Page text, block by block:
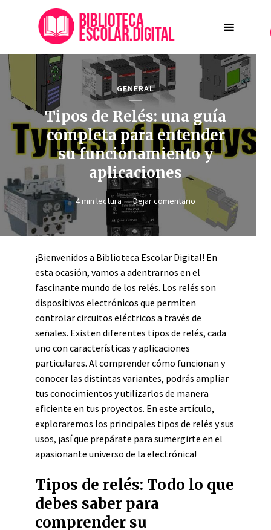
GENERAL
Tipos de Relés: una guía
completa para entender
su funcionamiento y
aplicaciones
4 min lectura Dejar comentario
¡Bienvenidos a Biblioteca Escolar Digital! En
esta ocasión, vamos a adentrarnos en el
fascinante mundo de los relés. Los relés son
dispositivos electrónicos que permiten
controlar circuitos eléctricos a través de
señales. Existen diferentes tipos de relés, cada
uno con características y aplicaciones
particulares. Al comprender cómo funcionan y
conocer las distintas variantes, podrás ampliar
tus conocimientos y utilizarlos de manera
eficiente en tus proyectos. En este artículo,
exploraremos los principales tipos de relés y sus
usos, ¡así que prepárate para sumergirte en el
apasionante universo de la electrónica!
Tipos de relés: Todo lo que
debes saber para
comprender su